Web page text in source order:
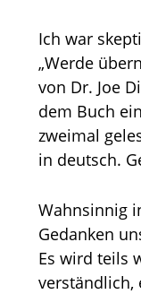
Ich war
„Werde
von Dr. Joe
dem Buch
zweimal
in deutsch.
Wahnsinnig
Gedanken
Es wird teils
verständlich,